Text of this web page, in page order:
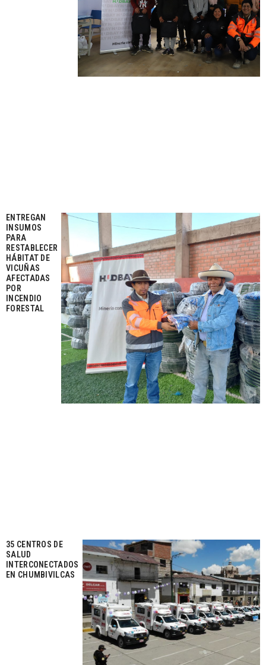
ENTREGAN
INSUMOS
PARA
RESTABLECER
HÁBITAT DE
VICUÑAS
AFECTADAS
POR
INCENDIO
FORESTAL
35 CENTROS DE
SALUD
INTERCONECTADOS
EN CHUMBIVILCAS